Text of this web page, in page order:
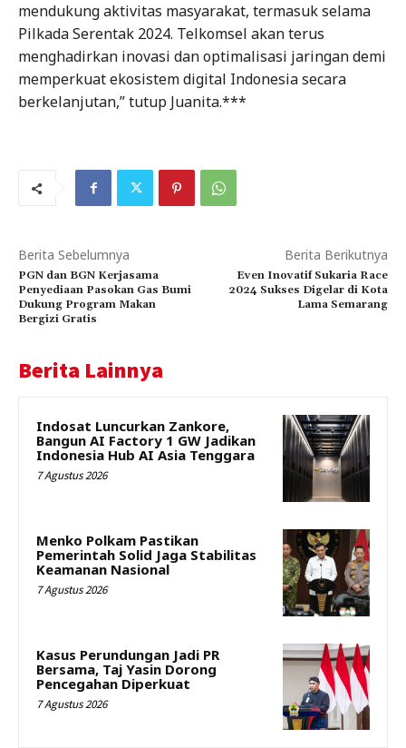
mendukung aktivitas masyarakat, termasuk selama
Pilkada Serentak 2024. Telkomsel akan terus
menghadirkan inovasi dan optimalisasi jaringan demi
memperkuat ekosistem digital Indonesia secara
berkelanjutan,” tutup Juanita.***
Berita Sebelumnya
PGN dan BGN Kerjasama
Penyediaan Pasokan Gas Bumi
Dukung Program Makan
Bergizi Gratis
Berita Berikutnya
Even Inovatif Sukaria Race
2024 Sukses Digelar di Kota
Lama Semarang
Berita Lainnya
Indosat Luncurkan Zankore,
Bangun AI Factory 1 GW Jadikan
Indonesia Hub AI Asia Tenggara
7 Agustus 2026
Menko Polkam Pastikan
Pemerintah Solid Jaga Stabilitas
Keamanan Nasional
7 Agustus 2026
Kasus Perundungan Jadi PR
Bersama, Taj Yasin Dorong
Pencegahan Diperkuat
7 Agustus 2026